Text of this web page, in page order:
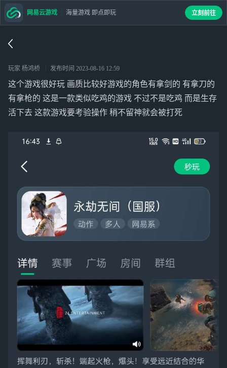
玩家 杨鸿桥 发布时间 2023-08-16 12:59
这个游戏很好玩 画质比较好游戏的角色有拿剑的 有拿刀的
有拿枪的 这是一款类似吃鸡的游戏 不过不是吃鸡 而是生存
活下去 这款游戏要考验操作 稍不留神就会被打死
网易云游戏 海量游戏 即点即玩 立刻前往